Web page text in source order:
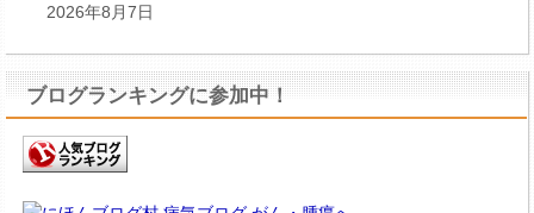
2026年8月7日
ブログランキングに参加中！